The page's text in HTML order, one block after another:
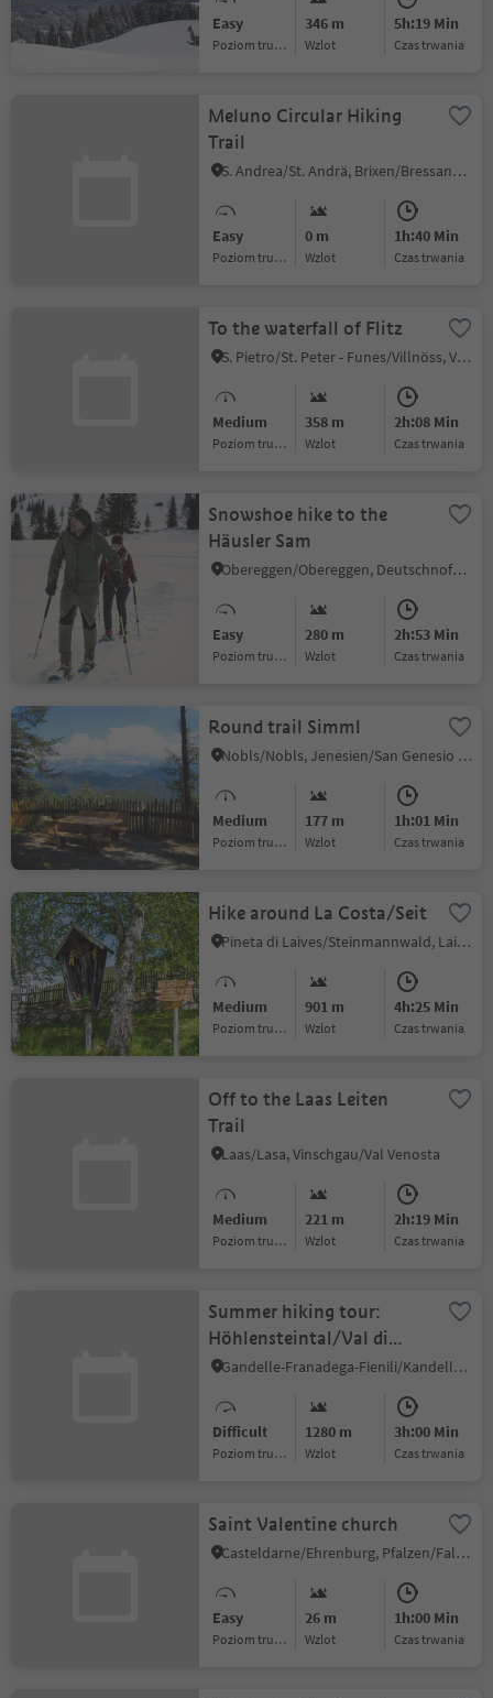
Easy
Poziom trudności
346 m
Wzlot
5h:19 Min
czas trwania
Meluno Circular Hiking
Trail
S. Andrea/St. Andrä, Brixen/Bressanone, Brixen/Bressanone and environs
Easy
Poziom trudności
0 m
Wzlot
1h:40 Min
czas trwania
To the waterfall of Flitz
S. Pietro/St. Peter - Funes/Villnöss, Villnöss/Funes, Dolomites Region Lüsen Villnöss
Medium
Poziom trudności
358 m
Wzlot
2h:08 Min
czas trwania
Snowshoe hike to the
Häusler Sam
Obereggen/Obereggen, Deutschnofen/Nova Ponente, Dolomites Region Eggental
Easy
Poziom trudności
280 m
Wzlot
2h:53 Min
czas trwania
Round trail Simml
Nobls/Nobls, Jenesien/San Genesio Atesino, Bolzano/Bozen and environs
Medium
Poziom trudności
177 m
Wzlot
1h:01 Min
czas trwania
Hike around La Costa/Seit
Pineta di Laives/Steinmannwald, Laives/Leifers, Bolzano/Bozen and environs
Medium
Poziom trudności
901 m
Wzlot
4h:25 Min
czas trwania
Off to the Laas Leiten
Trail
Laas/Lasa, Vinschgau/Val Venosta
Medium
Poziom trudności
221 m
Wzlot
2h:19 Min
czas trwania
Summer hiking tour:
Höhlensteintal/Val di
Landro valley -
Lückerleschartl/Forcella
del Lago
Gandelle-Franadega-Fienili/Kandellen-Frondeigen-Stadlern, Toblach/Dobbiaco, Dolomites Region 3 Zinnen
Difficult
Poziom trudności
1280 m
Wzlot
3h:00 Min
czas trwania
Saint Valentine church
Casteldarne/Ehrenburg, Pfalzen/Falzes, Dolomites Region Kronplatz/Plan de Corones
Easy
Poziom trudności
26 m
Wzlot
1h:00 Min
czas trwania